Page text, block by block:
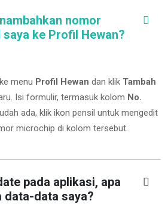
nomor
ke Profil Hewan?
menu Profil Hewan dan klik Tambah
Isi formulir, termasuk kolom No.
ada, klik ikon pensil untuk mengedit
microchip di kolom tersebut.
pada aplikasi, apa
data-data saya?